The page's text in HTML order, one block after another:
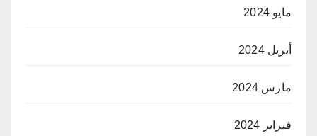
مايو 2024
أبريل 2024
مارس 2024
فبراير 2024